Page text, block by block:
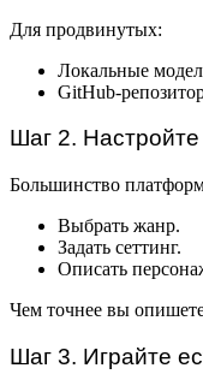
Для продвинутых:
Локальные
GitHub-
Шаг 2.
Большинство
Выбрать жанр.
Задать сеттинг.
Описать
Чем точнее вы
Шаг 3. Играйте